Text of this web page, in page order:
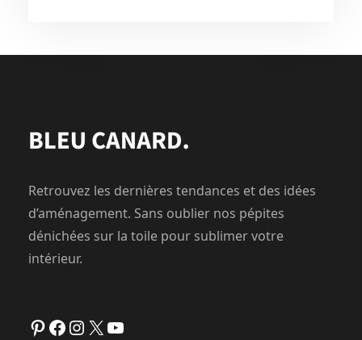
Retrouvez les dernières tendances et des idées
d’aménagement. Sans oublier nos pépites
dénichées sur la toile pour sublimer votre
intérieur.
Pinterest Facebook Instagram X YouTube